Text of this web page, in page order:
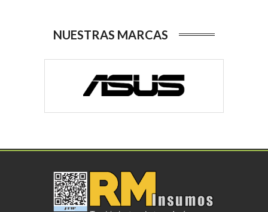
NUESTRAS MARCAS